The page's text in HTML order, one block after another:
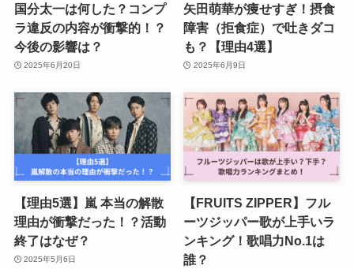
国分太一は何した？コンプ
ラ違反の内容が衝撃的！？
今後の影響は？
2025年6月20日
矢田萌華が痩せすぎ！摂食
障害（拒食症）で吐きダコ
も？【理由4選】
2025年6月9日
【理由5選】嵐 本当の解散
理由が衝撃だった！？活動
終了はなぜ？
2025年5月6日
【FRUITS ZIPPER】フル
ーツジッパー歌が上手いラ
ンキング！歌唱力No.1は
誰？